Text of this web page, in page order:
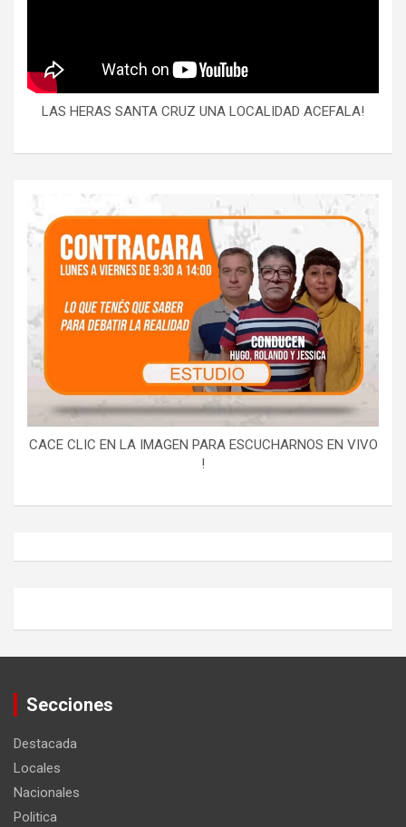
LAS HERAS SANTA CRUZ UNA LOCALIDAD ACEFALA!
CACE CLIC EN LA IMAGEN PARA ESCUCHARNOS EN VIVO
!
Secciones
Destacada
Locales
Nacionales
Politica